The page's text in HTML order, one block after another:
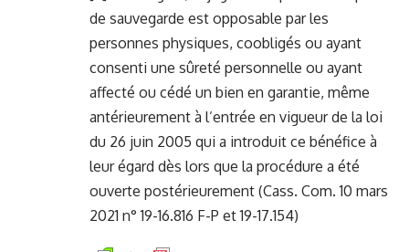
de sauvegarde est opposable par les
personnes physiques, coobligés ou ayant
consenti une sûreté personnelle ou ayant
affecté ou cédé un bien en garantie, même
antérieurement à l’entrée en vigueur de la loi
du 26 juin 2005 qui a introduit ce bénéfice à
leur égard dès lors que la procédure a été
ouverte postérieurement (Cass. Com. 10 mars
2021 n° 19-16.816 F-P et 19-17.154)